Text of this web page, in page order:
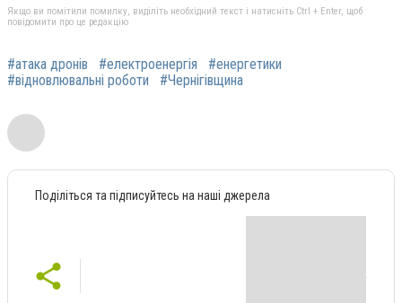
Якщо ви помітили помилку, виділіть необхідний текст і натисніть Ctrl + Enter, щоб
повідомити про це редакцію
#атака дронів #електроенергія
#енергетики
#відновлювальні роботи
#Чернігівщина
Поділіться та підписуйтесь на наші джерела